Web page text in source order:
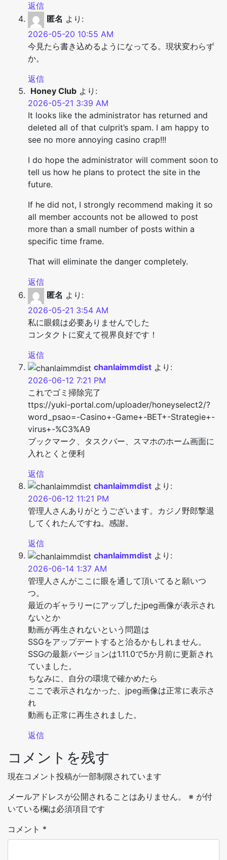
返信
匿名 より:
2026-05-20 10:55 AM
今見たら書き込めるようになってる。現状変わらず
か。
返信
Honey Club より:
2026-05-21 3:39 AM
It looks like the administrator has returned and
deleted all of that culprit’s spam. I am happy to
see no more annoying casino crap!!!
I do hope the administrator will comment soon to
tell us how he plans to protect the site in the
future.
If he did not, I strongly recommend making it so
all member accounts not be allowed to post
more than a small number of posts within a
specific time frame.
That will eliminate the danger completely.
返信
匿名 より:
2026-05-21 3:54 AM
私に眼鏡は必要ありませんでした
コンタクトに変えて視界良好です！
返信
chanlaimmdist より:
2026-06-12 7:21 PM
これでゴミ掃除完了
ttps://yuki-portal.com/uploader/honeyselect2/?
word_psao=-Casino+-Game+-BET+-Strategie+-
virus+-%C3%A9
ブックマーク、タスクバー、スマホのホーム画面に
入れとくと便利
返信
chanlaimmdist より:
2026-06-12 11:21 PM
管理人さんありがとうございます。カジノ野郎撃退
してくれたんですね。感謝。
返信
chanlaimmdist より:
2026-06-14 1:37 AM
管理人さんがここに眼を通して頂いてると願いつ
つ。
最近のギャラリーにアップしたjpeg画像が表示され
ないとか
動画が再生されないという問題は
SSGをアップデートすると治るかもしれません。
SSGの最新バージョンは1.11.0で5か月前に更新され
ていました。
ちなみに、自分の環境で確かめたら
ここで表示されなかった、jpeg画像は正常に表示さ
れ
動画も正常に再生されました。
返信
コメントを残す
現在コメント投稿が一部制限されています
メールアドレスが公開されることはありません。
※ が付
いている欄は必須項目です
コメント *